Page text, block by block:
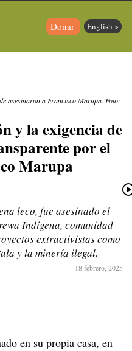
Donar English >
asesinaron a Francisco Marupa. Foto:
y la exigencia de
por el
Marupa
leco, fue asesinado el
Indígena, comunidad
extractivistas como
y la minería ilegal.
18 febrero, 2025
en su propia casa, en